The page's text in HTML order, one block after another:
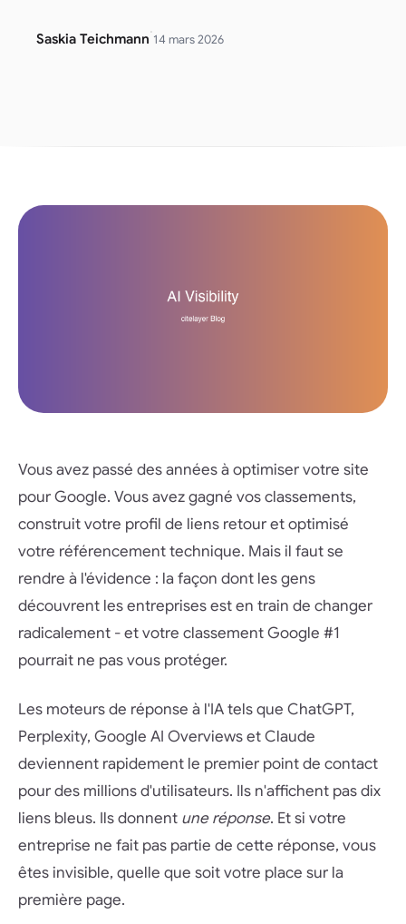
Saskia Teichmann·14 mars 2026
Vous avez passé des années à optimiser votre site
pour Google. Vous avez gagné vos classements,
construit votre profil de liens retour et optimisé
votre référencement technique. Mais il faut se
rendre à l'évidence : la façon dont les gens
découvrent les entreprises est en train de changer
radicalement - et votre classement Google #1
pourrait ne pas vous protéger.
Les moteurs de réponse à l'IA tels que ChatGPT,
Perplexity, Google AI Overviews et Claude
deviennent rapidement le premier point de contact
pour des millions d'utilisateurs. Ils n'affichent pas dix
liens bleus. Ils donnent une réponse. Et si votre
entreprise ne fait pas partie de cette réponse, vous
êtes invisible, quelle que soit votre place sur la
première page.